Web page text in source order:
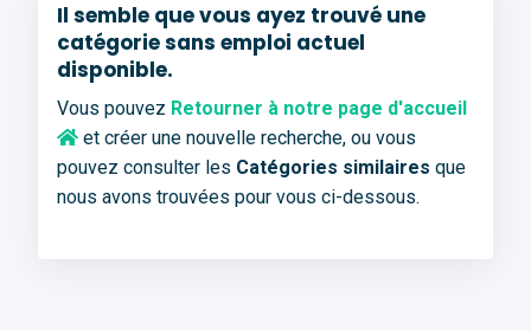
Il semble que vous ayez trouvé une
catégorie sans emploi actuel
disponible.
Vous pouvez Retourner à notre page d'accueil
et créer une nouvelle recherche, ou vous
pouvez consulter les Catégories similaires que
nous avons trouvées pour vous ci-dessous.